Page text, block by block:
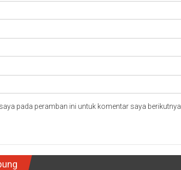
pada peramban ini untuk komentar saya berikutnya.